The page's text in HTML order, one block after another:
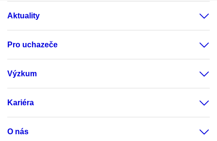
Aktuality
Pro uchazeče
Výzkum
Kariéra
O nás